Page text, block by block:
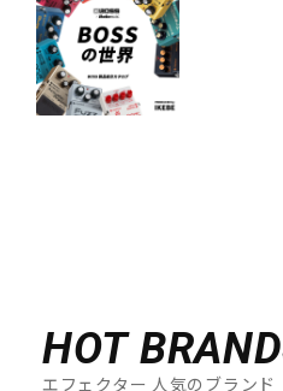
HOT
エフェクター 人気のブランド